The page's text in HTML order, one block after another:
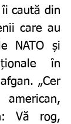
caută din
care au
NATO și
în
„Cer
Vă rog,